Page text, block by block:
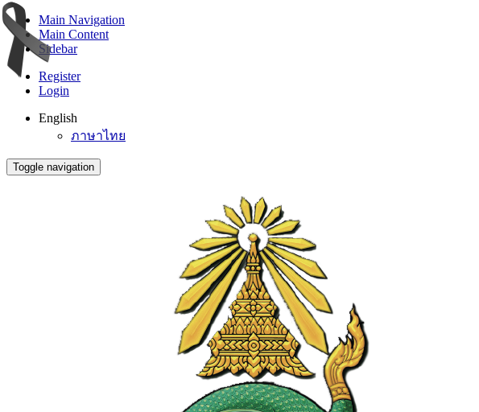
Main Navigation
Main Content
Sidebar
Register
Login
English
ภาษาไทย
Toggle navigation